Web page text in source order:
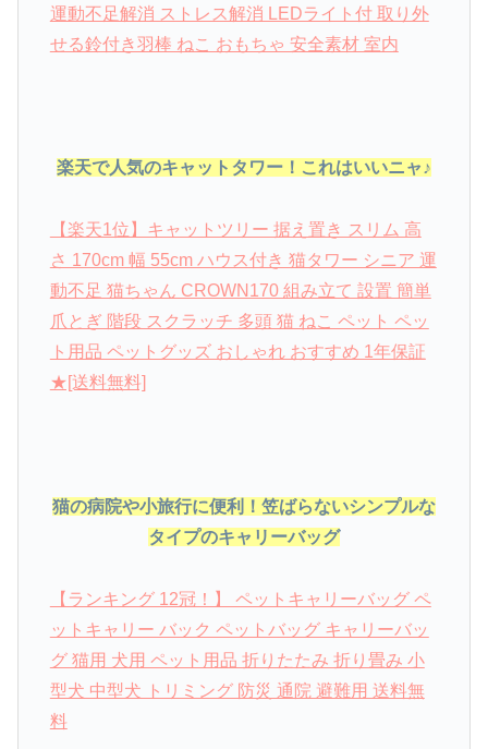
運動不足解消 ストレス解消 LEDライト付 取り外
せる鈴付き羽棒 ねこ おもちゃ 安全素材 室内
楽天で人気のキャットタワー！これはいいニャ♪
【楽天1位】キャットツリー 据え置き スリム 高
さ 170cm 幅 55cm ハウス付き 猫タワー シニア 運
動不足 猫ちゃん CROWN170 組み立て 設置 簡単
爪とぎ 階段 スクラッチ 多頭 猫 ねこ ペット ペッ
ト用品 ペットグッズ おしゃれ おすすめ 1年保証
★[送料無料]
猫の病院や小旅行に便利！笠ばらないシンプルな
タイプのキャリーバッグ
【ランキング 12冠！】 ペットキャリーバッグ ペ
ットキャリー バック ペットバッグ キャリーバッ
グ 猫用 犬用 ペット用品 折りたたみ 折り畳み 小
型犬 中型犬 トリミング 防災 通院 避難用 送料無
料